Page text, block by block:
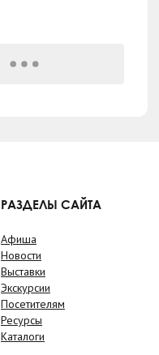
РАЗДЕЛЫ САЙТА
Афиша
Новости
Выставки
Экскурсии
Посетителям
Ресурсы
Каталоги